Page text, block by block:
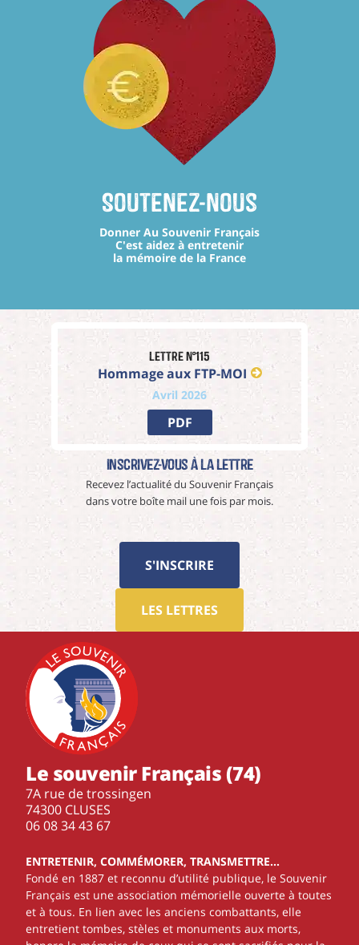
Soutenez-nous
Donner Au Souvenir Français
C'est aidez à entretenir
la mémoire de la France
Lettre n°115
Hommage aux FTP-MOI
Avril 2026
PDF
Inscrivez-vous à La Lettre
Recevez l’actualité du Souvenir Français
dans votre boîte mail une fois par mois.
S'INSCRIRE
LES LETTRES
Le souvenir Français (74)
7A rue de trossingen
74300 CLUSES
‭06 08 34 43 67‬
ENTRETENIR, COMMÉMORER, TRANSMETTRE…
Fondé en 1887 et reconnu d’utilité publique, le Souvenir
Français est une association mémorielle ouverte à toutes
et à tous. En lien avec les anciens combattants, elle
entretient tombes, stèles et monuments aux morts,